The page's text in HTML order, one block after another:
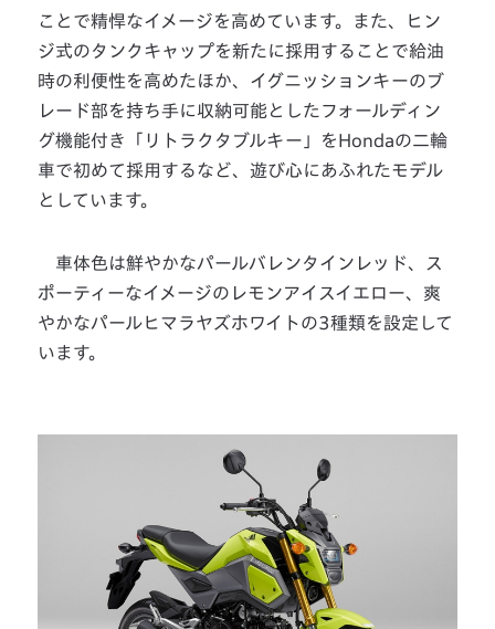
ことで精悍なイメージを高めています。また、ヒン
ジ式のタンクキャップを新たに採用することで給油
時の利便性を高めたほか、イグニッションキーのブ
レード部を持ち手に収納可能としたフォールディン
グ機能付き「リトラクタブルキー」をHondaの二輪
車で初めて採用するなど、遊び心にあふれたモデル
としています。
車体色は鮮やかなパールバレンタインレッド、ス
ポーティーなイメージのレモンアイスイエロー、爽
やかなパールヒマラヤズホワイトの3種類を設定して
います。